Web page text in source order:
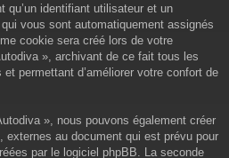
qu’un identifiant utilisateur et un
vous sont automatiquement assignés
cookie sera créé lors de votre
», archivant de ce fait tous les
permettant d’améliorer votre confort de
», nous pouvons également créer
externes au document qui est prévu pour
par le logiciel phpBB. La seconde